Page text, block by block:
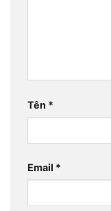
Tên *
Email *